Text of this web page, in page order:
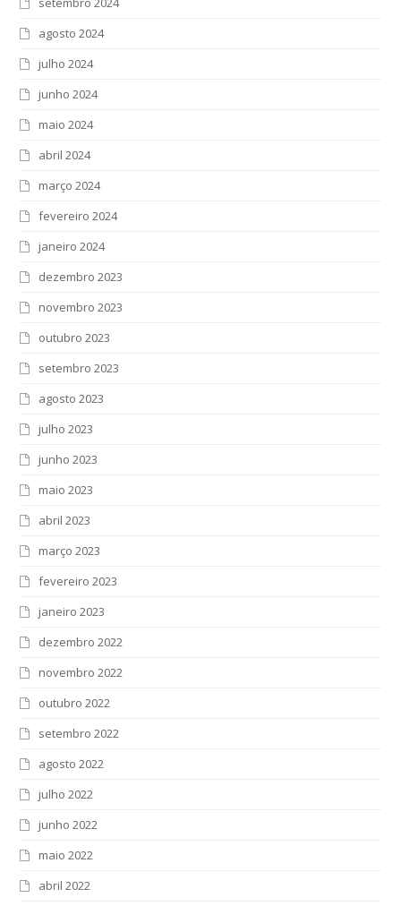
agosto 2024
julho 2024
junho 2024
maio 2024
abril 2024
março 2024
fevereiro 2024
janeiro 2024
dezembro 2023
novembro 2023
outubro 2023
setembro 2023
agosto 2023
julho 2023
junho 2023
maio 2023
abril 2023
março 2023
fevereiro 2023
janeiro 2023
dezembro 2022
novembro 2022
outubro 2022
setembro 2022
agosto 2022
julho 2022
junho 2022
maio 2022
abril 2022